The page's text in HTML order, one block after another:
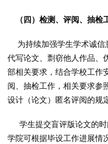
（四）检测、评阅、抽检
为持续加强学生学术诚信
代写论文、剽窃他人作品、
部相关要求，结合学校工作
阅、抽检工作，相关要求参
设计（论文）匿名评阅的规
学生提交盲评版论文的
学院可根据毕设工作进展情